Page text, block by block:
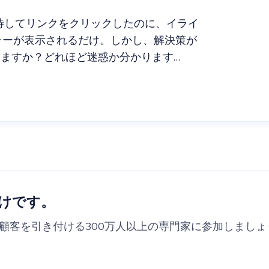
てリンクをクリックしたのに、イライ
が表示されるだけ。しかし、解決策が
すか？どれほど迷惑か分かります…
です。
客を引き付ける300万人以上の専門家に参加しましょ